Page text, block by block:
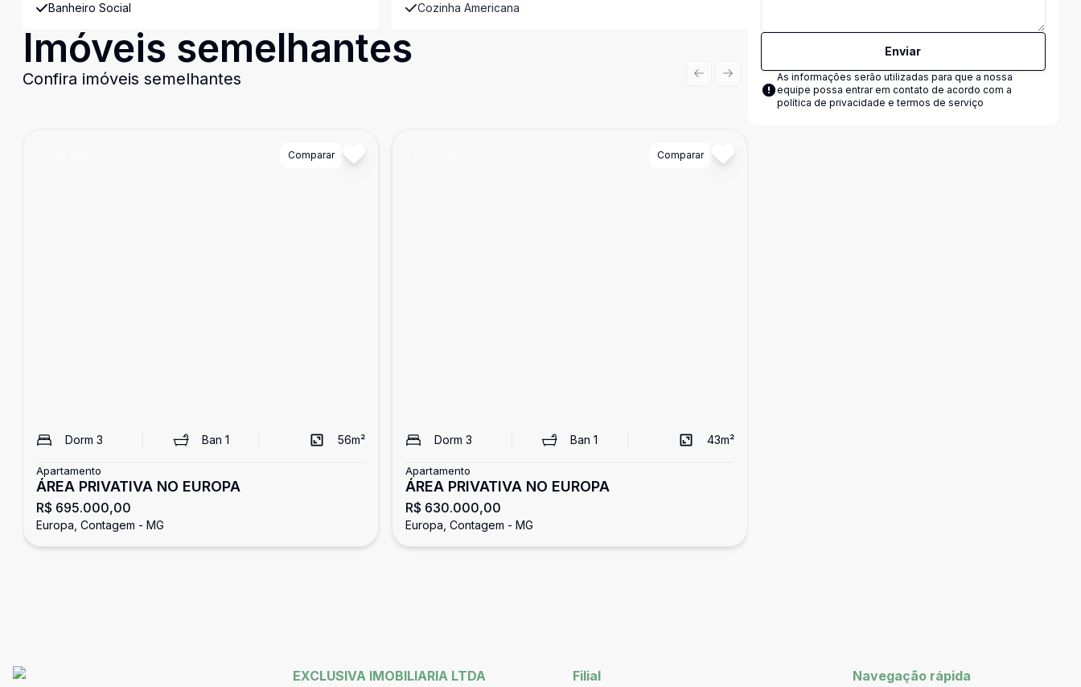
Banheiro Social Cozinha Americana
Imóveis semelhantes
Confira imóveis semelhantes
Comparar
Dorm 3 Ban 1 56m²
Apartamento
ÁREA PRIVATIVA NO EUROPA
R$ 695.000,00
Europa, Contagem - MG
Comparar
Dorm 3 Ban1 43m²
Apartamento
ÁREA PRIVATIVA NO EUROPA
R$ 630.000,00
Europa, Contagem - MG
Previous slide
Next slide
Enviar
As informações serão utilizadas para que a nossa
equipe possa entrar em contato de acordo com a
política de privacidade e termos de serviço
EXCLUSIVA IMOBILIARIA LTDA Filial Navegação rápida